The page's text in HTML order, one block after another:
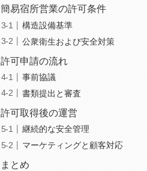
簡易宿所営業の許可条件
構造設備基準
公衆衛生および安全対策
許可申請の流れ
事前協議
書類提出と審査
許可取得後の運営
継続的な安全管理
マーケティングと顧客対応
まとめ